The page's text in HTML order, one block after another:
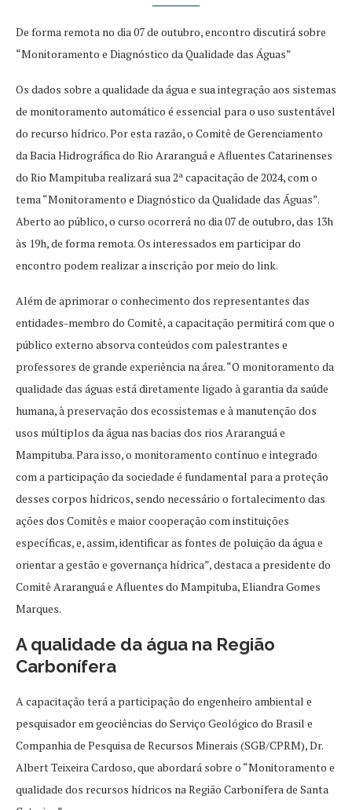
De forma remota no dia 07 de outubro, encontro discutirá sobre
“Monitoramento e Diagnóstico da Qualidade das Águas”
Os dados sobre a qualidade da água e sua integração aos sistemas
de monitoramento automático é essencial para o uso sustentável
do recurso hídrico. Por esta razão, o Comitê de Gerenciamento
da Bacia Hidrográfica do Rio Araranguá e Afluentes Catarinenses
do Rio Mampituba realizará sua 2ª capacitação de 2024, com o
tema “Monitoramento e Diagnóstico da Qualidade das Águas”.
Aberto ao público, o curso ocorrerá no dia 07 de outubro, das 13h
às 19h, de forma remota. Os interessados em participar do
encontro podem realizar a inscrição por meio do link.
Além de aprimorar o conhecimento dos representantes das
entidades-membro do Comitê, a capacitação permitirá com que o
público externo absorva conteúdos com palestrantes e
professores de grande experiência na área. “O monitoramento da
qualidade das águas está diretamente ligado à garantia da saúde
humana, à preservação dos ecossistemas e à manutenção dos
usos múltiplos da água nas bacias dos rios Araranguá e
Mampituba. Para isso, o monitoramento contínuo e integrado
com a participação da sociedade é fundamental para a proteção
desses corpos hídricos, sendo necessário o fortalecimento das
ações dos Comitês e maior cooperação com instituições
específicas, e, assim, identificar as fontes de poluição da água e
orientar a gestão e governança hídrica”, destaca a presidente do
Comitê Araranguá e Afluentes do Mampituba, Eliandra Gomes
Marques.
A qualidade da água na Região
Carbonífera
A capacitação terá a participação do engenheiro ambiental e
pesquisador em geociências do Serviço Geológico do Brasil e
Companhia de Pesquisa de Recursos Minerais (SGB/CPRM), Dr.
Albert Teixeira Cardoso, que abordará sobre o “Monitoramento e
qualidade dos recursos hídricos na Região Carbonífera de Santa